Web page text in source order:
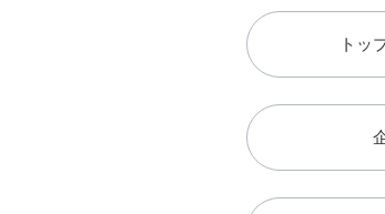
トッ